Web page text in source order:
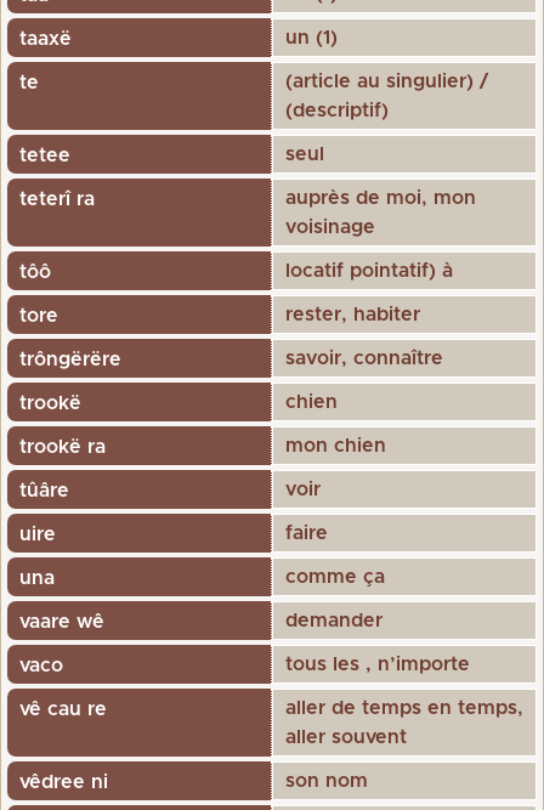
taaxë un (1)
te
(article au singulier) /
(descriptif)
tetee seul
teterî ra
auprès de moi, mon
voisinage
tôô locatif pointatif) à
tore rester, habiter
trôngërëre savoir, connaître
trookë chien
trookë ra mon chien
tûâre voir
uire faire
una comme ça
vaare wê demander
vaco tous les , n’importe
vê cau re
aller de temps en temps,
aller souvent
vêdree ni son nom